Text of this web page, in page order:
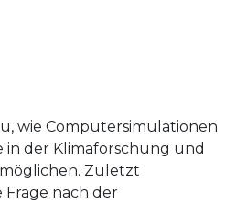
wie Computersimulationen
in der Klimaforschung und
Zuletzt
Frage nach der